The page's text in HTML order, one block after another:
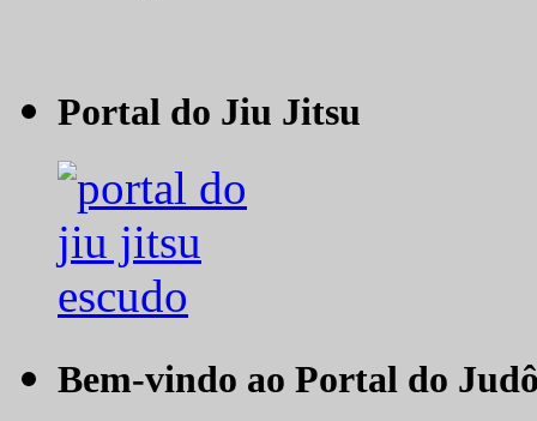
Portal do Jiu Jitsu
Bem-vindo ao Portal do